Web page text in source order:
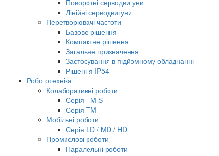
Поворотні серводвигуни
Лінійні серводвигуни
Перетворювачі частоти
Базове рішення
Компактне рішення
Загальне призначення
Застосування в підйомному обладнанні
Рішення IP54
Робототехніка
Колаборативні роботи
Серія TM S
Серія TM
Мобільні роботи
Серія LD / MD / HD
Промислові роботи
Паралельні роботи